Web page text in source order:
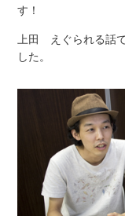
す！
上田 えぐられる話
した。